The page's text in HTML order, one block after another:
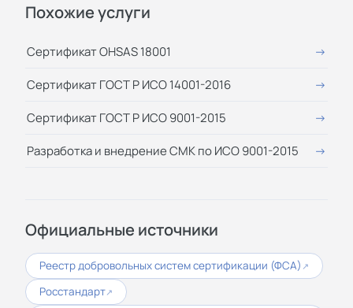
Похожие услуги
Сертификат OHSAS 18001
Сертификат ГОСТ Р ИСО 14001-2016
Сертификат ГОСТ Р ИСО 9001-2015
Разработка и внедрение СМК по ИСО 9001-2015
Официальные источники
Реестр добровольных систем сертификации (ФСА) ↗
Росстандарт↗